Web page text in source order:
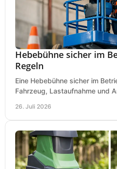
Hebebühne sicher im
Regeln
Eine Hebebühne sicher im
Fahrzeug, Lastaufnahme und
26. Juli 2026